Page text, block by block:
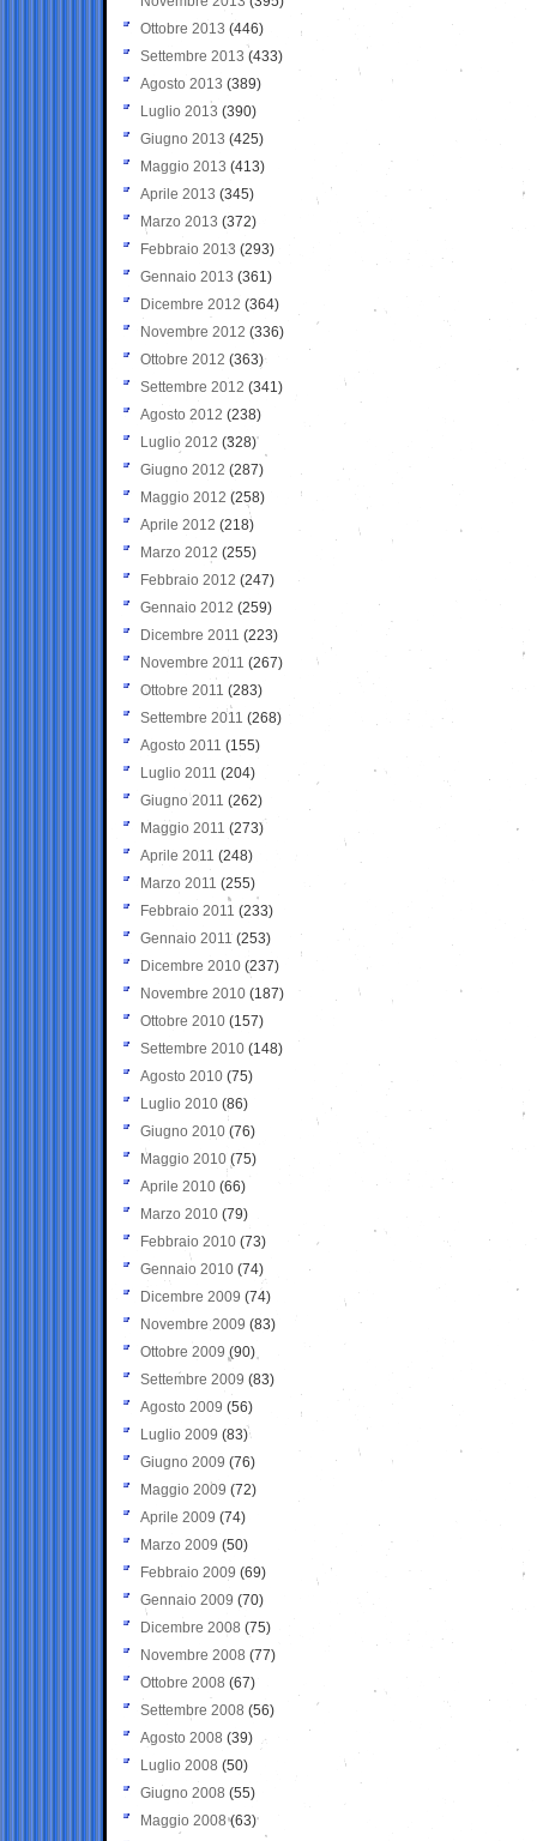
Ottobre 2013 (446)
Settembre 2013 (433)
Agosto 2013 (389)
Luglio 2013 (390)
Giugno 2013 (425)
Maggio 2013 (413)
Aprile 2013 (345)
Marzo 2013 (372)
Febbraio 2013 (293)
Gennaio 2013 (361)
Dicembre 2012 (364)
Novembre 2012 (336)
Ottobre 2012 (363)
Settembre 2012 (341)
Agosto 2012 (238)
Luglio 2012 (328)
Giugno 2012 (287)
Maggio 2012 (258)
Aprile 2012 (218)
Marzo 2012 (255)
Febbraio 2012 (247)
Gennaio 2012 (259)
Dicembre 2011 (223)
Novembre 2011 (267)
Ottobre 2011 (283)
Settembre 2011 (268)
Agosto 2011 (155)
Luglio 2011 (204)
Giugno 2011 (262)
Maggio 2011 (273)
Aprile 2011 (248)
Marzo 2011 (255)
Febbraio 2011 (233)
Gennaio 2011 (253)
Dicembre 2010 (237)
Novembre 2010 (187)
Ottobre 2010 (157)
Settembre 2010 (148)
Agosto 2010 (75)
Luglio 2010 (86)
Giugno 2010 (76)
Maggio 2010 (75)
Aprile 2010 (66)
Marzo 2010 (79)
Febbraio 2010 (73)
Gennaio 2010 (74)
Dicembre 2009 (74)
Novembre 2009 (83)
Ottobre 2009 (90)
Settembre 2009 (83)
Agosto 2009 (56)
Luglio 2009 (83)
Giugno 2009 (76)
Maggio 2009 (72)
Aprile 2009 (74)
Marzo 2009 (50)
Febbraio 2009 (69)
Gennaio 2009 (70)
Dicembre 2008 (75)
Novembre 2008 (77)
Ottobre 2008 (67)
Settembre 2008 (56)
Agosto 2008 (39)
Luglio 2008 (50)
Giugno 2008 (55)
Maggio 2008(63)